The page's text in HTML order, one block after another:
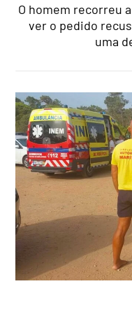
O homem recorreu
ver o pedido
uma